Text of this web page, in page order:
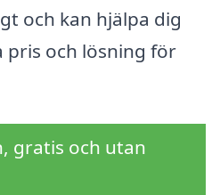
och kan hjälpa dig
pris och lösning för
gratis och utan